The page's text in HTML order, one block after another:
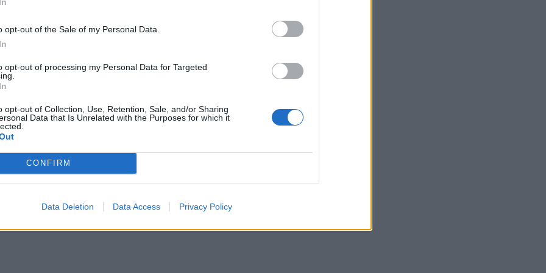
opt-out of the Sale of my Personal Data.
opt-out of processing my Personal Data for Targeted
opt-out of Collection, Use, Retention, Sale, and/or Sharing
Data that Is Unrelated with the Purposes for which it
CONFIRM
Data Deletion Data Access Privacy Policy
αυτών των δεδομένων. Οι αρχές στις
Καναδά διατήρησαν την αρχικά
προειδοποίηση και προφύλαξη σχετικά
και θνησιμότητας σε συνδυασμό με